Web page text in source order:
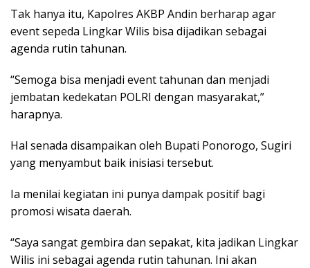
Tak hanya itu, Kapolres AKBP Andin berharap agar
event sepeda Lingkar Wilis bisa dijadikan sebagai
agenda rutin tahunan.
“Semoga bisa menjadi event tahunan dan menjadi
jembatan kedekatan POLRI dengan masyarakat,”
harapnya.
Hal senada disampaikan oleh Bupati Ponorogo, Sugiri
yang menyambut baik inisiasi tersebut.
Ia menilai kegiatan ini punya dampak positif bagi
promosi wisata daerah.
“Saya sangat gembira dan sepakat, kita jadikan Lingkar
Wilis ini sebagai agenda rutin tahunan. Ini akan